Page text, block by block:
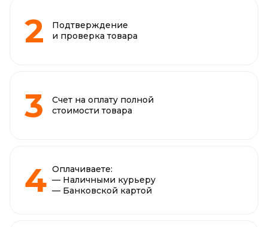
Подтверждение
и проверка товара
Счет на оплату полной
стоимости товара
Оплачиваете:
— Наличными курьеру
— Банковской картой